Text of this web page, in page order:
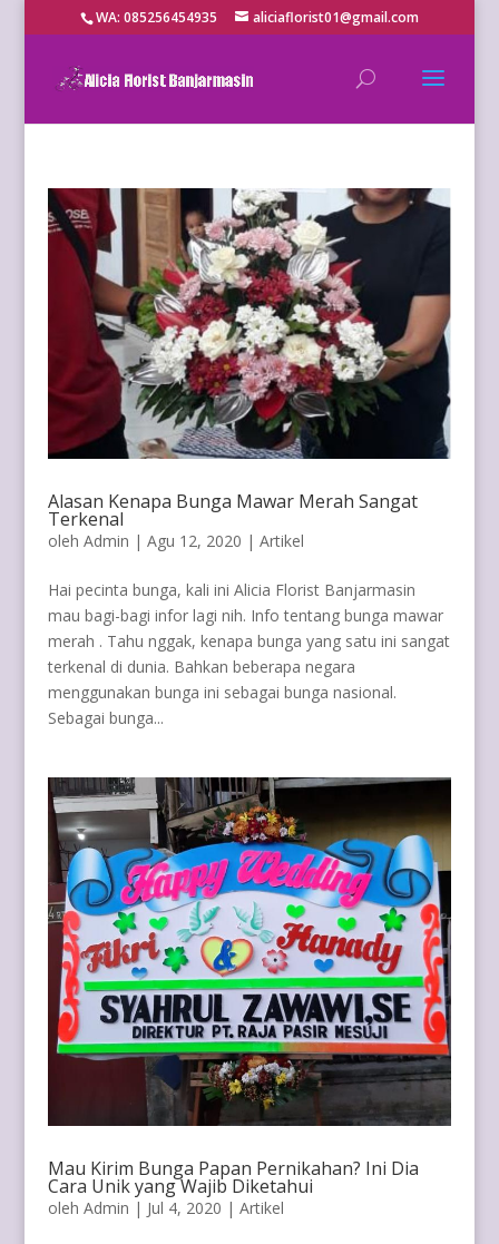
WA: 085256454935 aliciaflorist01@gmail.com
Alasan Kenapa Bunga Mawar Merah Sangat
Terkenal
oleh Admin | Agu 12, 2020 | Artikel
Hai pecinta bunga, kali ini Alicia Florist Banjarmasin
mau bagi-bagi infor lagi nih. Info tentang bunga mawar
merah . Tahu nggak, kenapa bunga yang satu ini sangat
terkenal di dunia. Bahkan beberapa negara
menggunakan bunga ini sebagai bunga nasional.
Sebagai bunga...
Mau Kirim Bunga Papan Pernikahan? Ini Dia
Cara Unik yang Wajib Diketahui
oleh Admin | Jul 4, 2020 | Artikel